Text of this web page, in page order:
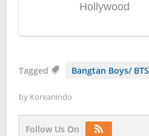
Tagged Bangtan Boys/ BTS
by Koreanindo
Follow Us On